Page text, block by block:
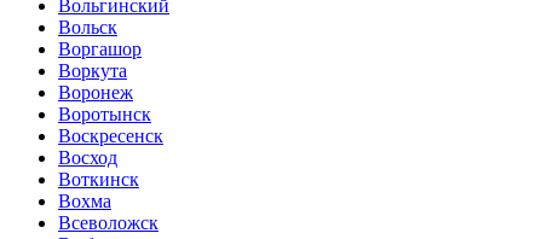
Вольгинский
Вольск
Воргашор
Воркута
Воронеж
Воротынск
Воскресенск
Восход
Воткинск
Вохма
Всеволожск